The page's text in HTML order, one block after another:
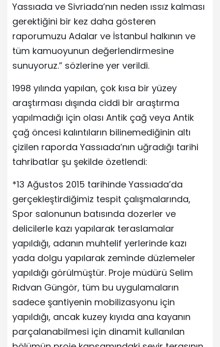
Yassıada ve Sivriada’nın neden ıssız kalması
gerektiğini bir kez daha gösteren
raporumuzu Adalar ve İstanbul halkının ve
tüm kamuoyunun değerlendirmesine
sunuyoruz.” sözlerine yer verildi.
1998 yılında yapılan, çok kısa bir yüzey
araştırması dışında ciddi bir araştırma
yapılmadığı için olası Antik çağ veya Antik
çağ öncesi kalıntıların bilinemediğinin altı
çizilen raporda Yassıada’nın uğradığı tarihi
tahribatlar şu şekilde özetlendi:
*13 Ağustos 2015 tarihinde Yassıada’da
gerçekleştirdiğimiz tespit çalışmalarında,
Spor salonunun batısında dozerler ve
delicilerle kazı yapılarak teraslamalar
yapıldığı, adanın muhtelif yerlerinde kazı
yada dolgu yapılarak zeminde düzlemeler
yapıldığı görülmüştür. Proje müdürü Selim
Rıdvan Güngör, tüm bu uygulamaların
sadece şantiyenin mobilizasyonu için
yapıldığı, ancak kuzey kıyıda ana kayanın
parçalanabilmesi için dinamit kullanılan